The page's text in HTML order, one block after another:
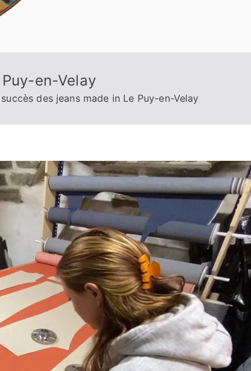
en-Velay
des jeans made in Le Puy-en-Velay